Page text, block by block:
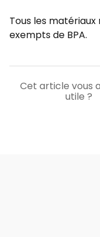
Tous les
exempts de BPA.
Cet article vous
utile ?